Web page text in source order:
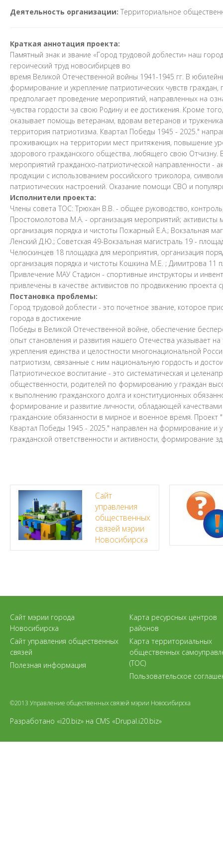
Деятельность организации: Территориальное
Краткая аннотация проекта:
Памятный знак и звание «Город трудовой доблести» наш
героический труд новосибирцев во
время Великой Отечественной войны 1941-1945 гг. В
формирование и укрепление патриотических чувств
предполагает проведение мероприятий, направленных на
чувства гордости за свою Родину и ее достижения. Кроме
оказывает помощь ветеранам, вдовам ветеранов и
территория патриотизма. Квартал Победы 1945 - 2025."
проживающих на территории мест притяжения, повышение
здорового гражданского общества, любящего свою Отчизну.
мероприятий гражданско-патриотической направленности -
продукции с использованием российского триколора,
патриотических настроений. Оказание помощи СВО и
Исполнители проекта:
Члены совета ТОС: Трюхан В.В. - общее руководство,
Простомолотова М.А. - организация мероприятий;
организация порядка и чистоты Пожарный Е.А.; Вокзальная
Ленский Д.Ю.; Советская 49-Вокзальная магистраль 19 -
Челюскинцев 18 площадка для мероприятия, организация
организация порядка и чистоты Кошкина М.Е. ; Димитрова 11
Привлечение МАУ Стадион - спортивные инструкторы и
привлечены в качестве активистов по продвижению проекта
Постановка проблемы:
Город трудовой доблести - это почетное звание, которое
города в достижение
Победы в Великой Отечественной войне, обеспечение
опыт становления и развития нашего Отечества указывает
укрепления единства и целостности многонациональной
патриотизм, связанные с ним национальную гордость и
Патриотическое воспитание - это систематическая и
общественности, родителей по формированию у граждан
к выполнению гражданского долга и конституционных
формирование и развитие личности, обладающей
гражданские обязанности в мирное и военное время.
Квартал Победы 1945 - 2025." направлен на формирование и
гражданской ответственности и активности, формирование
Сайт
управления
общественных
связей мэрии
Новосибирска
Сайт мэрии города
Новосибирска
Сайт управления общественных
связей
Полезная информация
Карта ресурсных центров
районов
Карта территориальных
общественных
(ТОС)
Пользовательское
©2013 Управление общественных связей мэрии Новосибирска
Разработано «i20.biz» на CMS «Drupal.i20.biz»